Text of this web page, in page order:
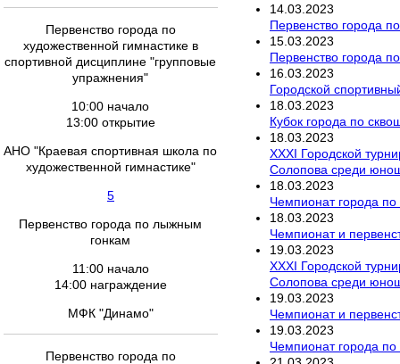
Первенство города по
художественной гимнастике в
спортивной дисциплине "групповые
упражнения"
10:00 начало
13:00 открытие
АНО "Краевая спортивная школа по
художественной гимнастике"
5
Первенство города по лыжным
гонкам
11:00 начало
14:00 награждение
МФК "Динамо"
Первенство города по
14 03 2023
Первенство города
15 03 2023
Первенство города
16 03 2023
Городской
18 03 2023
Кубок города по
18 03 2023
XXXI Городской
Солопова среди
18 03 2023
Чемпионат города по
18 03 2023
Чемпионат и
19 03 2023
XXXI Городской
Солопова среди
19 03 2023
Чемпионат и
19 03 2023
Чемпионат города по